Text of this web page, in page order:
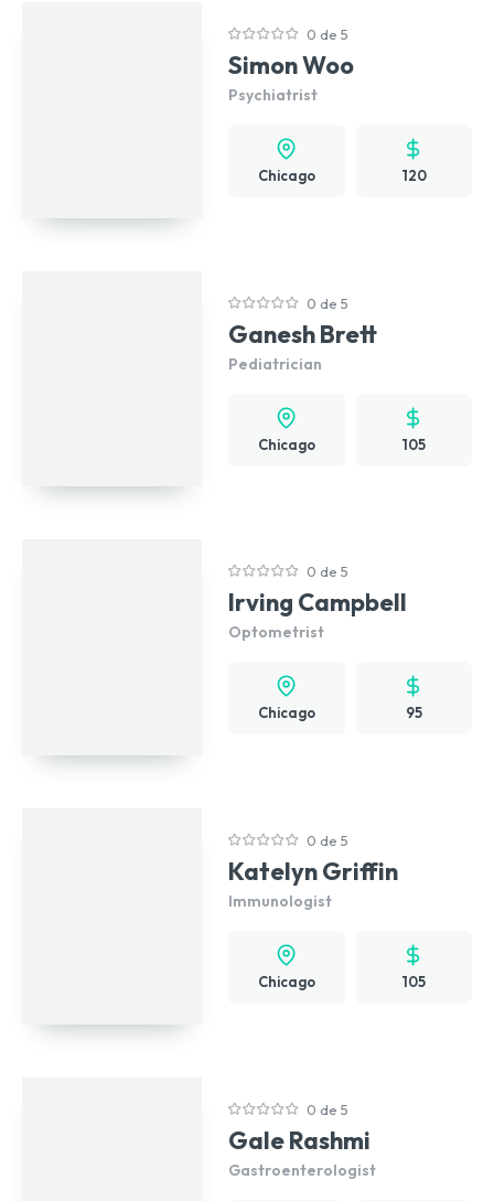
0 de 5
Simon Woo
Psychiatrist
Chicago 120
0 de 5
Ganesh Brett
Pediatrician
Chicago 105
0 de 5
Irving Campbell
Optometrist
Chicago 95
0 de 5
Katelyn Griffin
Immunologist
Chicago 105
0 de 5
Gale Rashmi
Gastroenterologist